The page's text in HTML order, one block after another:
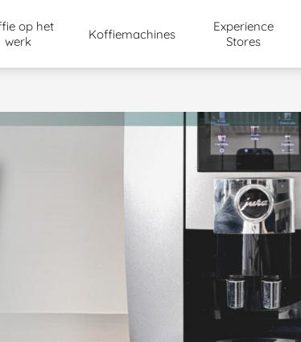
op het
werk
Koffiemachines
Experience
Stores